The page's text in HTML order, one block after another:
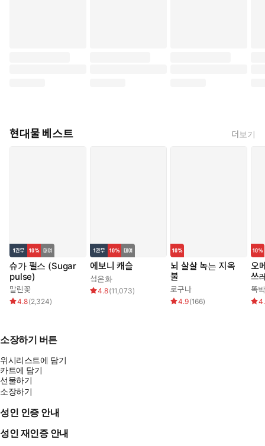
현대물 베스트 더보기
슈가 펄스 (Sugar
pulse)
말린꽃
4.8(2,324)
에보니 캐슬
섬온화
4.8(11,073)
뇌 살살 녹는 지옥
불
로구나
4.9(166)
오
쓰
똑
소장하기 버튼
위시리스트에 담기
카트에 담기
선물하기
소장하기
성인 인증 안내
성인 재인증 안내